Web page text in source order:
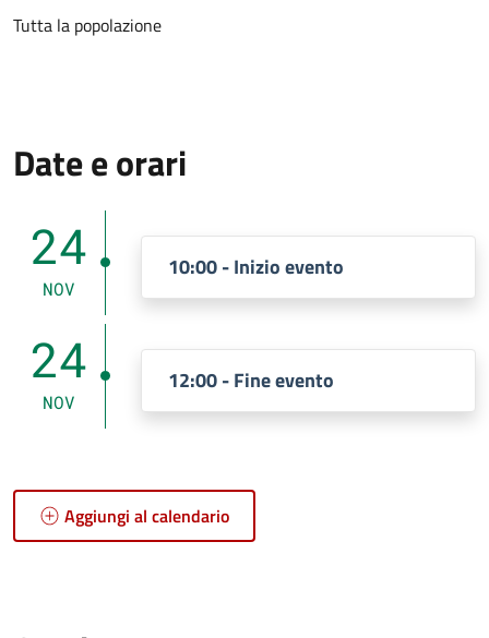
Tutta la popolazione
Date e orari
24
NOV
10:00 - Inizio evento
24
NOV
12:00 - Fine evento
Aggiungi al calendario